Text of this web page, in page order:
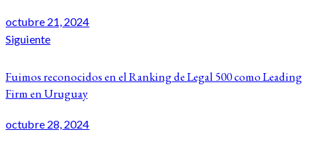
octubre 21, 2024
Siguiente
Fuimos reconocidos en el Ranking de Legal 500 como Leading
Firm en Uruguay
octubre 28, 2024